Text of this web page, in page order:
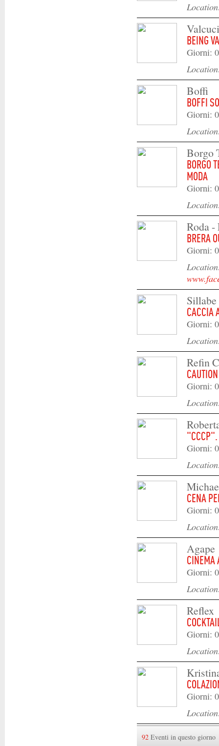
BEING
Giorni:
Boffi
BOFFI
Giorni:
Borgo
BORGO
MODA
Giorni:
Roda
BRERA
Giorni:
Sillabe
CACCIA
Giorni:
Refin
Giorni:
"CCCP".
Giorni:
CENA
Giorni:
Agape
CINEMA
Giorni:
Reflex
Giorni:
Giorni:
92 Eventi in questo giorno